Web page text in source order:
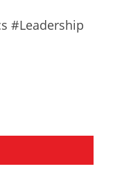
#Leadership